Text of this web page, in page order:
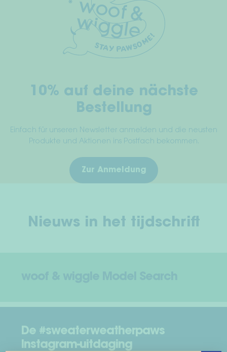
Herroepingsrecht
Servicevoorwaarden
Afdruk
kan
gekozen
worden
op
de
10% auf deine nächste
Bestellung
Einfach für unseren Newsletter anmelden und die neusten
Produkte und Aktionen ins Postfach bekommen.
Zur Anmeldung
Nieuws in het tijdschrift
De #sweaterweatherpaws
Instagram-uitdaging